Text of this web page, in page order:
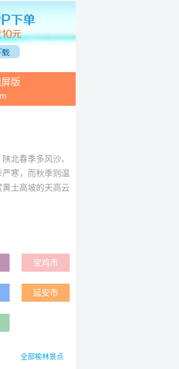
版
北春季多风沙、
寒，而秋季则温
土高坡的天高云
宝鸡市
延安市
全部榆林景点